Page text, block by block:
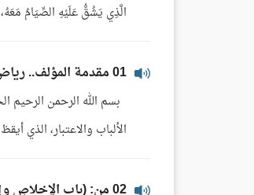
الَّذِي يَشُقُّ عَلَيْهِ الصِّيَامُ
01 مقدمة المؤلف.. رياض الصالحين
بسم الله الرحمن الرحيم
الألباب والاعتبار، الذي
02 من: (باب الإِخلاصِ وإحضار النيَّة في جميع الأعمال والأقوال والأحوال البارزة والخفيَّة)